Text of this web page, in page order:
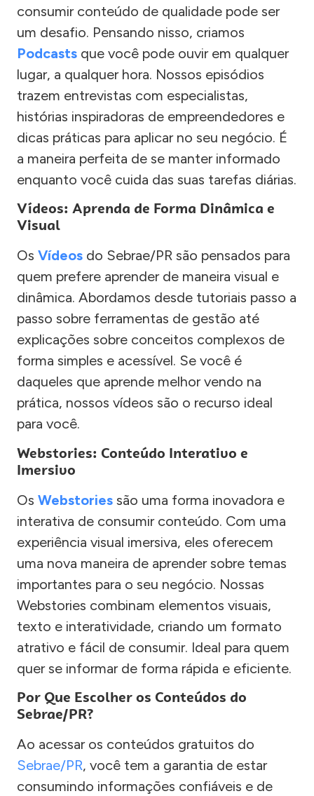
consumir conteúdo de qualidade pode ser
um desafio. Pensando nisso, criamos
Podcasts que você pode ouvir em qualquer
lugar, a qualquer hora. Nossos episódios
trazem entrevistas com especialistas,
histórias inspiradoras de empreendedores e
dicas práticas para aplicar no seu negócio. É
a maneira perfeita de se manter informado
enquanto você cuida das suas tarefas diárias.
Vídeos: Aprenda de Forma Dinâmica e
Visual
Os Vídeos do Sebrae/PR são pensados para
quem prefere aprender de maneira visual e
dinâmica. Abordamos desde tutoriais passo a
passo sobre ferramentas de gestão até
explicações sobre conceitos complexos de
forma simples e acessível. Se você é
daqueles que aprende melhor vendo na
prática, nossos vídeos são o recurso ideal
para você.
Webstories: Conteúdo Interativo e
Imersivo
Os Webstories são uma forma inovadora e
interativa de consumir conteúdo. Com uma
experiência visual imersiva, eles oferecem
uma nova maneira de aprender sobre temas
importantes para o seu negócio. Nossas
Webstories combinam elementos visuais,
texto e interatividade, criando um formato
atrativo e fácil de consumir. Ideal para quem
quer se informar de forma rápida e eficiente.
Por Que Escolher os Conteúdos do
Sebrae/PR?
Ao acessar os conteúdos gratuitos do
Sebrae/PR, você tem a garantia de estar
consumindo informações confiáveis e de